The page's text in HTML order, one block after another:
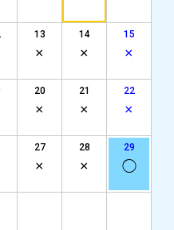
13 14 15
20 21 22
27 28 29